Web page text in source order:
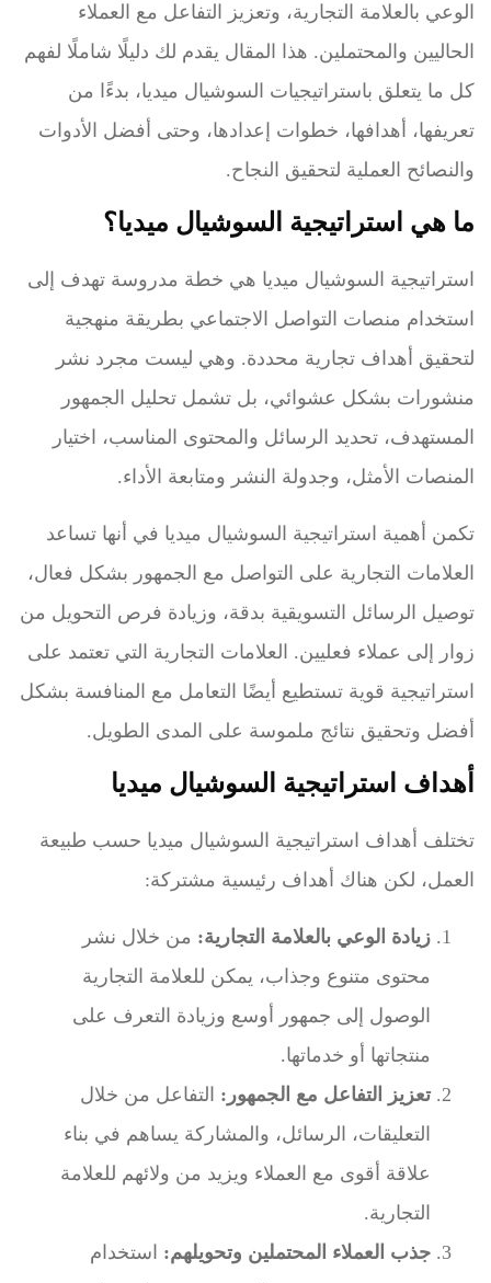
الوعي بالعلامة التجارية، وتعزيز التفاعل مع العملاء
الحاليين والمحتملين. هذا المقال يقدم لك دليلًا شاملًا لفهم
كل ما يتعلق باستراتيجيات السوشيال ميديا، بدءًا من
تعريفها، أهدافها، خطوات إعدادها، وحتى أفضل الأدوات
والنصائح العملية لتحقيق النجاح.
ما هي استراتيجية السوشيال ميديا؟
استراتيجية السوشيال ميديا هي خطة مدروسة تهدف إلى
استخدام منصات التواصل الاجتماعي بطريقة منهجية
لتحقيق أهداف تجارية محددة. وهي ليست مجرد نشر
منشورات بشكل عشوائي، بل تشمل تحليل الجمهور
المستهدف، تحديد الرسائل والمحتوى المناسب، اختيار
المنصات الأمثل، وجدولة النشر ومتابعة الأداء.
تكمن أهمية استراتيجية السوشيال ميديا في أنها تساعد
العلامات التجارية على التواصل مع الجمهور بشكل فعال،
توصيل الرسائل التسويقية بدقة، وزيادة فرص التحويل من
زوار إلى عملاء فعليين. العلامات التجارية التي تعتمد على
استراتيجية قوية تستطيع أيضًا التعامل مع المنافسة بشكل
أفضل وتحقيق نتائج ملموسة على المدى الطويل.
أهداف استراتيجية السوشيال ميديا
تختلف أهداف استراتيجية السوشيال ميديا حسب طبيعة
العمل، لكن هناك أهداف رئيسية مشتركة:
زيادة الوعي بالعلامة التجارية: من خلال نشر
محتوى متنوع وجذاب، يمكن للعلامة التجارية
الوصول إلى جمهور أوسع وزيادة التعرف على
منتجاتها أو خدماتها.
تعزيز التفاعل مع الجمهور: التفاعل من خلال
التعليقات، الرسائل، والمشاركة يساهم في بناء
علاقة أقوى مع العملاء ويزيد من ولائهم للعلامة
التجارية.
جذب العملاء المحتملين وتحويلهم: استخدام